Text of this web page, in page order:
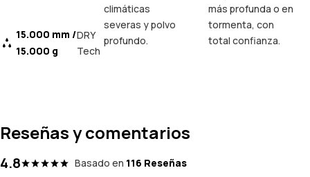
15.000 mm /
15.000 g
DRY
Tech
climáticas
severas y polvo
profundo.
más profunda o en
tormenta, con
total confianza.
Reseñas y comentarios
4.8 Basado en 116 Reseñas